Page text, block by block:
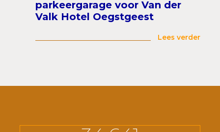
parkeergarage voor Van der
Valk Hotel Oegstgeest
Lees verder